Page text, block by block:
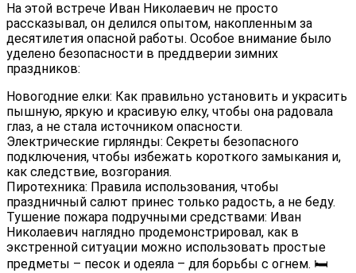
На этой встрече Иван Николаевич не просто
рассказывал, он делился опытом, накопленным за
десятилетия опасной работы. Особое внимание было
уделено безопасности в преддверии зимних
праздников:
️Новогодние елки: Как правильно установить и украсить
пышную, яркую и красивую елку, чтобы она радовала
глаз, а не стала источником опасности.
️Электрические гирлянды: Секреты безопасного
подключения, чтобы избежать короткого замыкания и,
как следствие, возгорания.
️Пиротехника: Правила использования, чтобы
праздничный салют принес только радость, а не беду.
️Тушение пожара подручными средствами: Иван
Николаевич наглядно продемонстрировал, как в
экстренной ситуации можно использовать простые
предметы – песок и одеяла – для борьбы с огнем. 🛏️